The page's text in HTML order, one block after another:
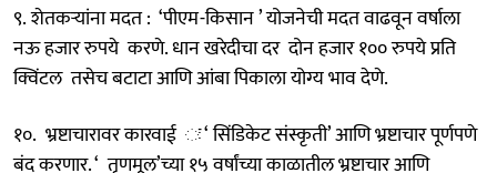
९. शेतकऱ्यांना मदत : ‘पीएम-किसान ’ योजनेची मदत वाढवून वर्षाला
नऊ हजार रुपये करणे. धान खरेदीचा दर दोन हजार १०० रुपये प्रति
क्विंटल तसेच बटाटा आणि आंबा पिकाला योग्य भाव देणे.
१०. भ्रष्टाचारावर कारवाई ः ‘ सिंडिकेट संस्कृती’ आणि भ्रष्टाचार पूर्णपणे
बंद करणार. ‘ तृणमूल’च्या १५ वर्षांच्या काळातील भ्रष्टाचार आणि